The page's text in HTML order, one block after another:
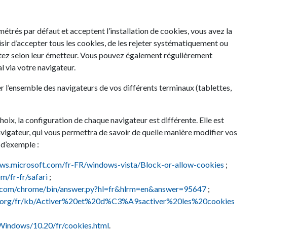
par défaut et acceptent l’installation de cookies, vous avez la
d’accepter tous les cookies, de les rejeter systématiquement ou
selon leur émetteur. Vous pouvez également régulièrement
via votre navigateur.
l’ensemble des navigateurs de vos différents terminaux (tablettes,
la configuration de chaque navigateur est différente. Elle est
qui vous permettra de savoir de quelle manière modifier vos
:
fr-FR/windows-vista/Block-or-allow-cookies ;
fr-fr/safari;
chrome/bin/answer.py?hl=fr&hlrm=en&answer=95647;
fr/kb/Activer%20et%20d%C3%A9sactiver%20les%20cookies
10.20/fr/cookies.html.